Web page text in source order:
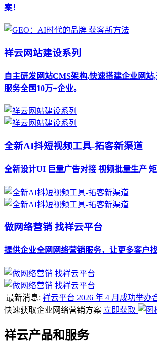
案！
祥云网站建设系列
自主研发网站CMS架构,快速搭建企业网
服务全国10万+企业。
全新AI抖短视频工具-拓客新渠道
全新设计UI 巨量广告对接 视频批量生产
做网络营销 找祥云平台
提供企业全网网络营销服务，让更多客户找
最新消息: 祥云平台 2026 年 4 月成功举办
快速获取企业网络营销方案 立即获取
祥云产品和服务